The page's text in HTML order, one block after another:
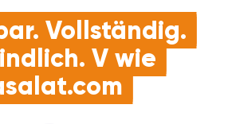
Vollständig.
V wie